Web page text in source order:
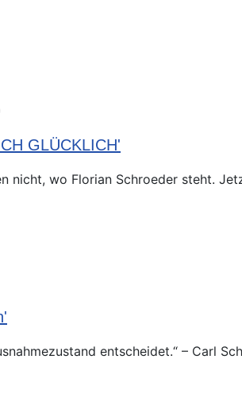
GLÜCKLICH'
nicht, wo Florian Schroeder steht.
entscheidet.“ – Carl